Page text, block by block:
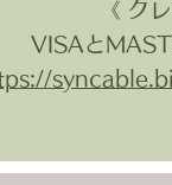
《 ク
VISAと